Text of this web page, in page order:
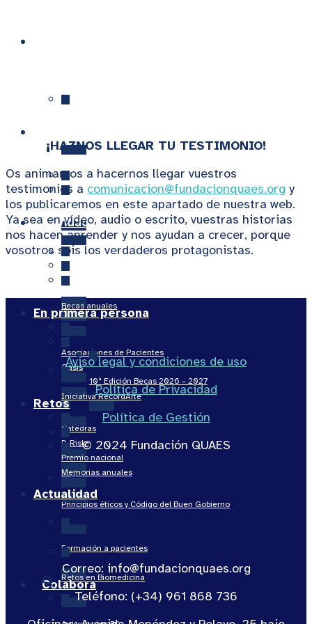
Patronato
Comité Científico
Asociaciones de Pacientes
Cátedras
Principios éticos y Código del Buen Gobierno
Cardiopredict
Oasis
D-Risk
Becas anuales
10ª Edición Becas 2026 – 2027
Premio nacional
Actividades
Iniciativa RecordArte
Memorias anuales
Formación a pacientes
En primera persona
Retos
Retos en Biomedicina
Actualidad
Colabora
¡HAZNOS LLEGAR TU TESTIMONIO!
Os animamos a hacernos llegar vuestros
testimonios a comunicacion@fundacionquaes.org y
los publicaremos en este apartado de nuestra web.
Ya sea en vídeo, audio o escrito, vuestras historias
nos hacen aprender y nos ayudan a crecer, porque
vosotros sois los verdaderos protagonistas.
Aviso legal y condiciones de uso
Política de Privacidad
Política de Gestión
© 2024 Fundación QUAES
Correo: info@fundacionquaes.org
Teléfono: (+34) 961 868 736